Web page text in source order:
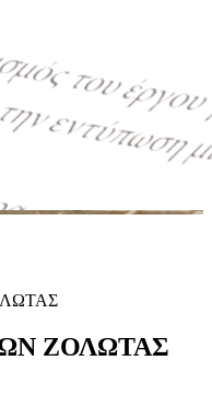
ΖΟΛΩΤΑΣ